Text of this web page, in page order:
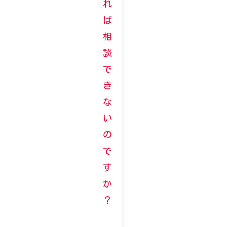
れ
ば
相
談
で
き
な
い
の
で
す
か
？